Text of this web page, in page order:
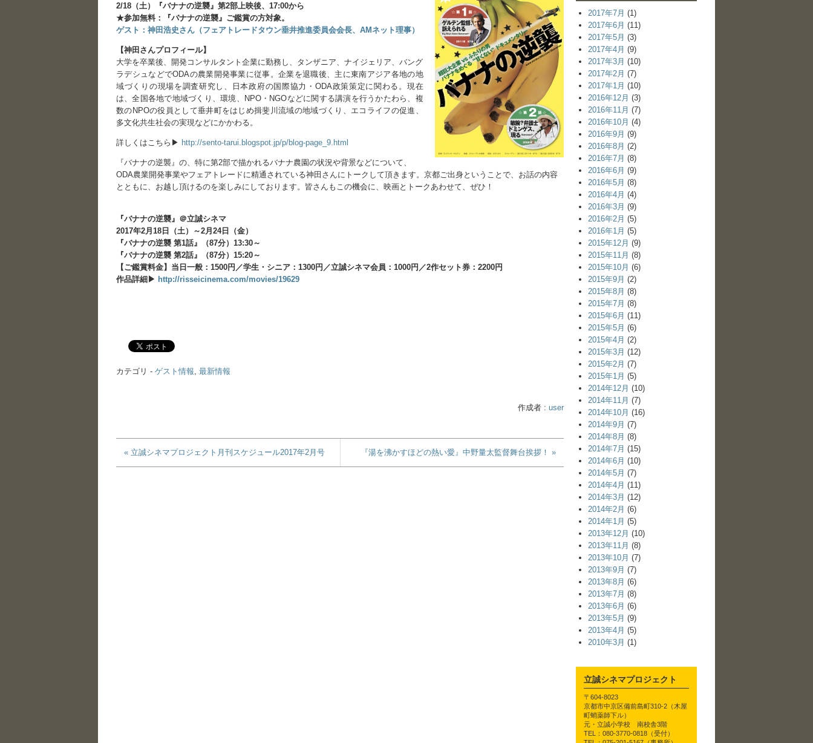
2/18（土）『バナナの逆襲』第2部上映後、17:00から
★参加無料：『バナナの逆襲』ご鑑賞の方対象。
ゲスト：神田浩史さん（フェアトレードタウン垂井推進委員会会長、AMネット理事）
【神田さんプロフィール】
大学を卒業後、開発コンサルタント企業に勤務し、タンザニア、ナイジェリア、バング
ラデシュなどでODAの農業開発事業に従事。企業を退職後、主に東南アジア各地の地
域づくりの現場を調査研究し、日本政府の国際協力・ODA政策策定に関わる。現在
は、全国各地で地域づくり、環境、NPO・NGOなどに関する講演を行うかたわら、複
数のNPOの役員として垂井町をはじめ揖斐川流域の地域づくり、エコライフの促進、
多文化共生社会の実現などにかかわる。
詳しくはこちら▶ http://sento-tarui.blogspot.jp/p/blog-page_9.html
『バナナの逆襲』の、特に第2部で描かれるバナナ農園の状況や背景などについて、
ODA農業開発事業やフェアトレードに精通されている神田さんにトークして頂きます。京都ご出身ということで、お話の内容
とともに、お越し頂けるのを楽しみにしております。皆さんもこの機会に、映画とトークあわせて、ぜひ！
『バナナの逆襲』＠立誠シネマ
2017年2月18日（土）～2月24日（金）
『バナナの逆襲 第1話』（87分）13:30～
『バナナの逆襲 第2話』（87分）15:20～
【ご鑑賞料金】当日一般：1500円／学生・シニア：1300円／立誠シネマ会員：1000円／2作セット券：2200円
作品詳細▶ http://risseicinema.com/movies/19629
カテゴリ - ゲスト情報 最新情報
作成者 : user
« 立誠シネマプロジェクト月刊スケジュール2017年2月号 『湯を沸かすほどの熱い愛』中野量太監督舞台挨拶！ »
2017年7月 (1)
2017年6月 (11)
2017年5月 (3)
2017年4月 (9)
2017年3月 (10)
2017年2月 (7)
2017年1月 (10)
2016年12月 (3)
2016年11月 (7)
2016年10月 (4)
2016年9月 (9)
2016年8月 (2)
2016年7月 (8)
2016年6月 (9)
2016年5月 (8)
2016年4月 (4)
2016年3月 (9)
2016年2月 (5)
2016年1月 (5)
2015年12月 (9)
2015年11月 (8)
2015年10月 (6)
2015年9月 (2)
2015年8月 (8)
2015年7月 (8)
2015年6月 (11)
2015年5月 (6)
2015年4月 (2)
2015年3月 (12)
2015年2月 (7)
2015年1月 (5)
2014年12月 (10)
2014年11月 (7)
2014年10月 (16)
2014年9月 (7)
2014年8月 (8)
2014年7月 (15)
2014年6月 (10)
2014年5月 (7)
2014年4月 (11)
2014年3月 (12)
2014年2月 (6)
2014年1月 (5)
2013年12月 (10)
2013年11月 (8)
2013年10月 (7)
2013年9月 (7)
2013年8月 (6)
2013年7月 (8)
2013年6月 (6)
2013年5月 (9)
2013年4月 (5)
2010年3月 (1)
立誠シネマプロジェクト
〒604-8023
京都市中京区備前島町310-2（木屋
町蛸薬師下ル）
元・立誠小学校 南校舎3階
TEL：080-3770-0818（受付）